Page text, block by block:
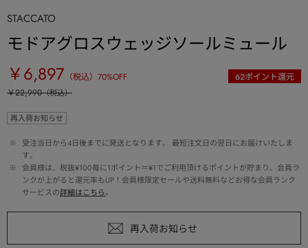
STACCATO
モドアグロスウェッジソールミュール
￥6,897 （税込） 70%OFF 62ポイント還元
￥22,990（税込）
再入荷お知らせ
※
受注当日から4日後までに発送となります。 最短注文日の翌日にお届けいたしま
す。
※
会員様は、税抜¥100毎に1ポイント＝¥1でご利用頂けるポイントが貯まり、会員ラ
ンクが上がると還元率もUP！会員様限定セールや送料無料などお得な会員ランク
サービスの詳細はこちら。